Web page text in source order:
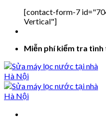
[contact-form-7
Vertical"]
Miễn phí kiểm tra